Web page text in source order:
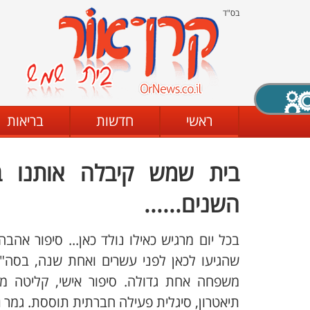
בס"ד
ראשי חדשות בריאות
בית שמש קיבלה אותנו
השנים......
בכל יום מרגיש כאילו נולד כאן... סיפור
שהגיעו לכאן לפני עשרים ואחת שנה,
משפחה אחת גדולה. סיפור אישי, קליטה
תיאטרון, סיגלית פעילה חברתית תוססת.
X סגירה
מצב שחור - לבן קביעת ניגודיות